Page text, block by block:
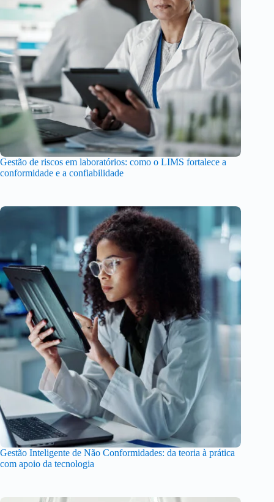
Gestão de riscos em laboratórios: como o LIMS fortalece a
conformidade e a confiabilidade
Gestão Inteligente de Não Conformidades: da teoria à prática
com apoio da tecnologia